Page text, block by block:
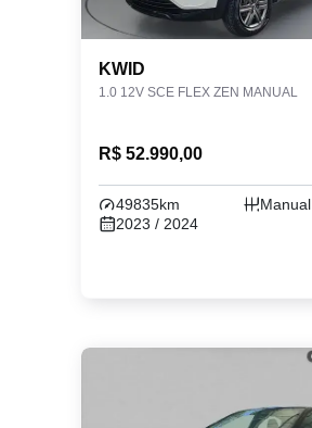
KWID
1.0 12V SCE FLEX ZEN MANUAL
R$ 52.990,00
49835km
Manual
2023 / 2024